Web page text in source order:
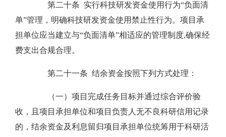
第二十条 实行科技研发资金使用行为“负面清
单”管理，明确科技研发资金使用禁止性行为。项目承
担单位应当建立与“负面清单”相适应的管理制度,确保经
费支出合规合理。
第二十一条 结余资金按照下列方式处理：
（一）项目完成任务目标并通过综合评价验
收，且项目承担单位和项目负责人无不良科研信用记录
的，结余资金及利息留归项目承担单位统筹用于科研活